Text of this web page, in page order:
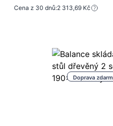
Cena z 30 dnů:2 313,69 Kč
Doprava